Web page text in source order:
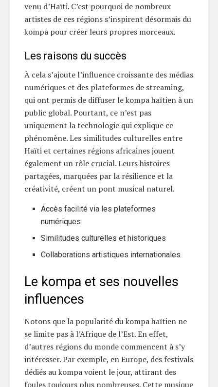
venu d’Haïti. C’est pourquoi de nombreux
artistes de ces régions s’inspirent désormais du
kompa pour créer leurs propres morceaux.
Les raisons du succès
À cela s’ajoute l’influence croissante des médias
numériques et des plateformes de streaming,
qui ont permis de diffuser le kompa haïtien à un
public global. Pourtant, ce n’est pas
uniquement la technologie qui explique ce
phénomène. Les similitudes culturelles entre
Haïti et certaines régions africaines jouent
également un rôle crucial. Leurs histoires
partagées, marquées par la résilience et la
créativité, créent un pont musical naturel.
Accès facilité via les plateformes
numériques
Similitudes culturelles et historiques
Collaborations artistiques internationales
Le kompa et ses nouvelles
influences
Notons que la popularité du kompa haïtien ne
se limite pas à l’Afrique de l’Est. En effet,
d’autres régions du monde commencent à s’y
intéresser. Par exemple, en Europe, des festivals
dédiés au kompa voient le jour, attirant des
foules toujours plus nombreuses. Cette musique